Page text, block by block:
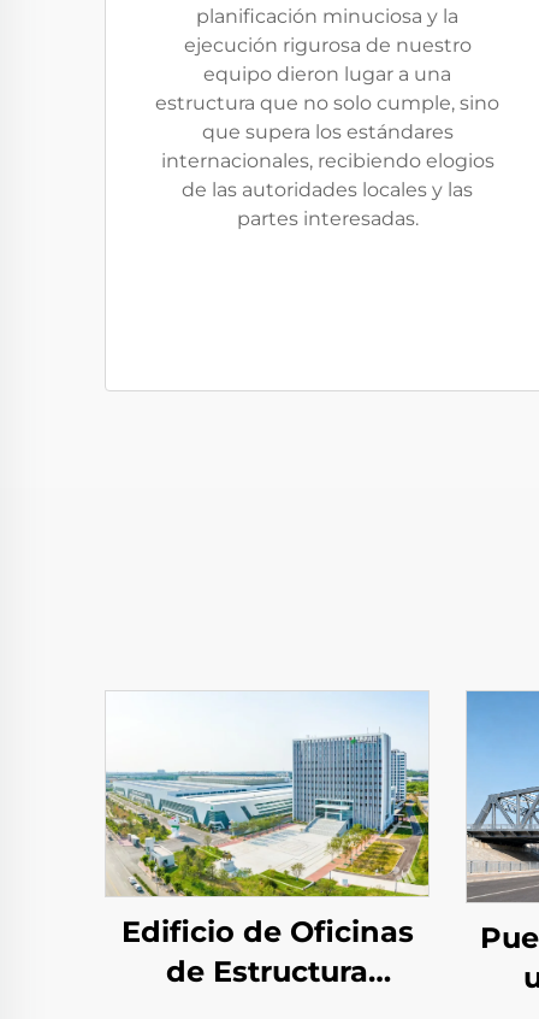
planificación minuciosa y la
ejecución rigurosa de nuestro
equipo dieron lugar a una
estructura que no solo cumple, sino
que supera los estándares
internacionales, recibiendo elogios
de las autoridades locales y las
partes interesadas.
Edificio de Oficinas
de Estructura